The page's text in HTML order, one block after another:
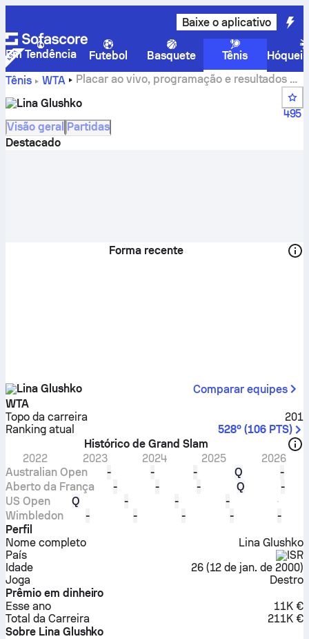
Baixe o aplicativo
Em Tendência Futebol Basquete Tênis
Hóquei
Tênis
WTA
Placar ao vivo, programação e resultados do
Lina Glushko
495
Visão geral Partidas
Destacado
Forma recente
Lina Glushko
Comparar equipes
WTA
Topo da carreira
201
Ranking atual
528º (106 PTS)
Histórico de Grand Slam
2022
2023 2024 2025
2026
Australian Open
- - - Q
-
Aberto da França
- - - Q
-
US Open
Q - -
-
Wimbledon
- - - -
-
Perfil
Nome completo
Lina Glushko
País
ISR
Idade
26(12 de jan. de 2000)
Joga
Destro
Prêmio em dinheiro
Esse ano
11K €
Total da Carreira
211K €
Sobre Lina Glushko